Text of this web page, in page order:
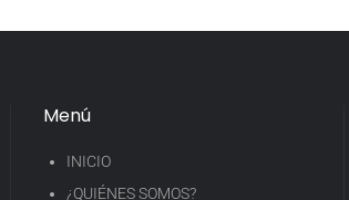
Menú
INICIO
¿QUIÉNES SOMOS?